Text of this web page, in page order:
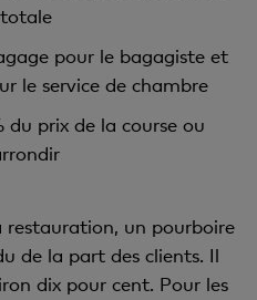
totale
pour le bagagiste et
le service de chambre
du prix de la course ou
restauration, un pourboire
de la part des clients. Il
dix pour cent. Pour les